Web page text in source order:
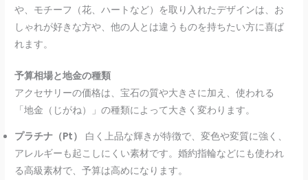
や、モチーフ（花、ハートなど）を取り入れたデザインは、お
しゃれが好きな方や、他の人とは違うものを持ちたい方に喜ば
れます。
予算相場と地金の種類
アクセサリーの価格は、宝石の質や大きさに加え、使われる
「地金（じがね）」の種類によって大きく変わります。
プラチナ（Pt）
白く上品な輝きが特徴で、変色や変質に強く、
アレルギーも起こしにくい素材です。婚約指輪などにも使われ
る高級素材で、予算は高めになります。